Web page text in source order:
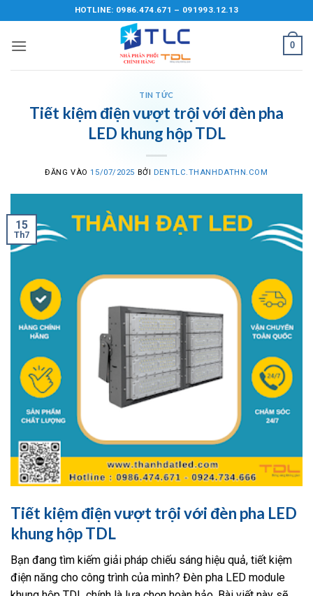
qua
nội
HOTLINE: 0986.474.671 – 091993.12.13
0
TIN TỨC
Tiết kiệm điện vượt trội với đèn pha
LED khung hộp TDL
ĐĂNG VÀO15/07/2025 BỞI DENTLC.THANHDATHN.COM
15
Th7
Tiết kiệm điện vượt trội với đèn pha LED
khung hộp TDL
Bạn đang tìm kiếm giải pháp chiếu sáng hiệu quả, tiết kiệm
điện năng cho công trình của mình? Đèn pha LED module